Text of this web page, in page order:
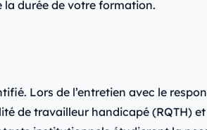
durée de votre formation.
Lors de l’entretien avec le
de travailleur handicapé (RQTH)